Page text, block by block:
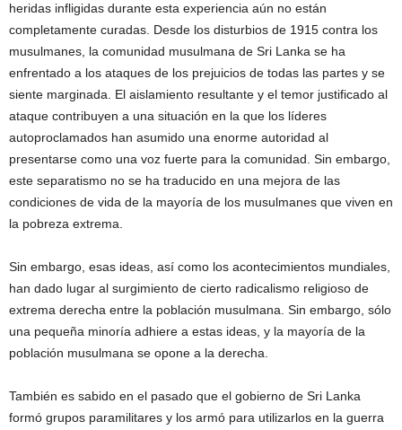
heridas infligidas durante esta experiencia aún no están
completamente curadas. Desde los disturbios de 1915 contra los
musulmanes, la comunidad musulmana de Sri Lanka se ha
enfrentado a los ataques de los prejuicios de todas las partes y se
siente marginada. El aislamiento resultante y el temor justificado al
ataque contribuyen a una situación en la que los líderes
autoproclamados han asumido una enorme autoridad al
presentarse como una voz fuerte para la comunidad. Sin embargo,
este separatismo no se ha traducido en una mejora de las
condiciones de vida de la mayoría de los musulmanes que viven en
la pobreza extrema.
Sin embargo, esas ideas, así como los acontecimientos mundiales,
han dado lugar al surgimiento de cierto radicalismo religioso de
extrema derecha entre la población musulmana. Sin embargo, sólo
una pequeña minoría adhiere a estas ideas, y la mayoría de la
población musulmana se opone a la derecha.
También es sabido en el pasado que el gobierno de Sri Lanka
formó grupos paramilitares y los armó para utilizarlos en la guerra